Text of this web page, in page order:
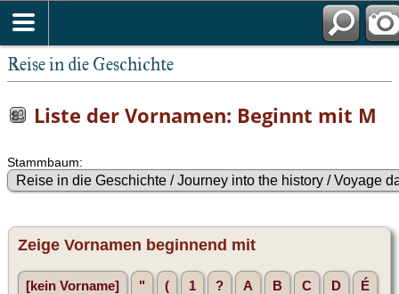
Reise in die Geschichte
Liste der Vornamen: Beginnt mit M
Stammbaum:
Zeige Vornamen beginnend mit
[kein Vorname] " ( 1 ? A B C D É